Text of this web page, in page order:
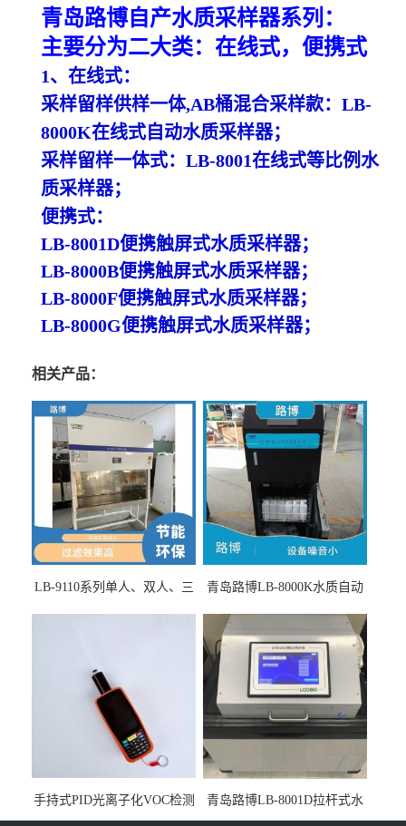
青岛路博自产水质采样器系列：
主要分为二大类：在线式，便携式
1、 在线式：
采样留样供样一体,AB桶混合采样款：LB-
8000K在线式自动水质采样器；
采样留样一体式： LB-8001在线式等比例水
质采样器；
便携式：
LB-8001D便携触屏式水质采样器；
LB-8000B便携触屏式水质采样器；
LB-8000F便携触屏式水质采样器；
LB-8000G便携触屏式水质采样器；
相关产品：
LB-9110系列单人、双人、三
青岛路博LB-8000K水质自动
手持式PID光离子化VOC检测
仪（挥发性有机物设备）
青岛路博LB-8001D拉杆式水
质采样器